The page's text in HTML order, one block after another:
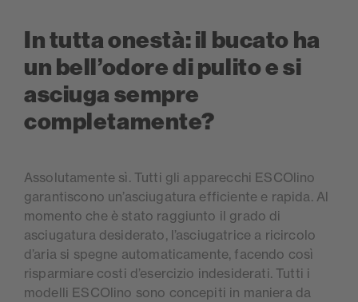
In tutta onestà: il bucato ha
un bell’odore di pulito e si
asciuga sempre
completamente?
Assolutamente sì. Tutti gli apparecchi ESCOlino
garantiscono un’asciugatura efficiente e rapida. Al
momento che è stato raggiunto il grado di
asciugatura desiderato, l’asciugatrice a ricircolo
d’aria si spegne automaticamente, facendo così
risparmiare costi d’esercizio indesiderati. Tutti i
modelli ESCOlino sono concepiti in maniera da